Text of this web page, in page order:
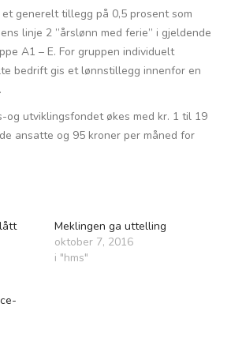
generelt tillegg på 0,5 prosent som
linje 2 ”årslønn med ferie” i gjeldende
A1 – E. For gruppen individuelt
bedrift gis et lønnstillegg innenfor en
og utviklingsfondet økes med kr. 1 til 19
ansatte og 95 kroner per måned for
Meklingen ga uttelling
oktober 7, 2016
i "hms"